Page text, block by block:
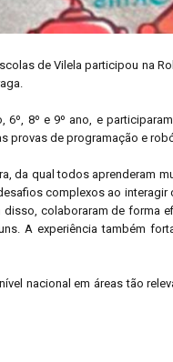
de Vilela participou na
8º e 9º ano, e
provas de programação e
da qual todos aprenderam
complexos ao interagir
colaboraram de forma
A experiência também
nacional em áreas tão